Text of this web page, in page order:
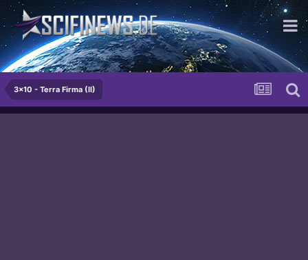
The Meatpeople you can trust!
3x10 - Terra Firma (II)